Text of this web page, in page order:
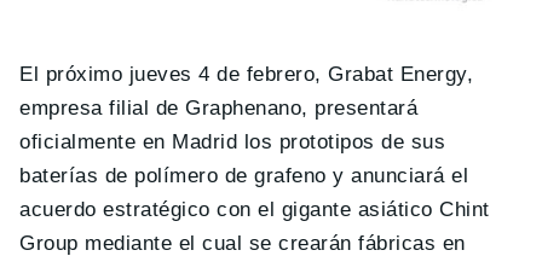
El próximo jueves 4 de febrero, Grabat Energy,
empresa filial de Graphenano, presentará
oficialmente en Madrid los prototipos de sus
baterías de polímero de grafeno y anunciará el
acuerdo estratégico con el gigante asiático Chint
Group mediante el cual se crearán fábricas en